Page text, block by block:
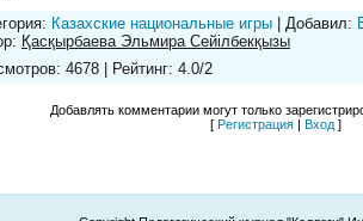
: Казахские национальные игры Добавил:
: Қасқырбаева Эльмира Сейілбекқызы
: 4678 Рейтинг: 4.0/2
Добавлять комментарии могут только
[ Регистрация | Вход ]